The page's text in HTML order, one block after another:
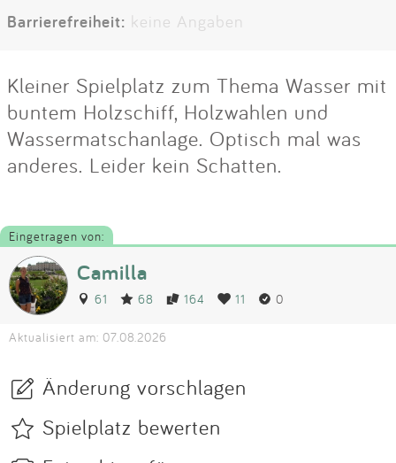
Barrierefreiheit: keine Angaben
Kleiner Spielplatz zum Thema Wasser mit
buntem Holzschiff, Holzwahlen und
Wassermatschanlage. Optisch mal was
anderes. Leider kein Schatten.
Eingetragen von:
Camilla
61 68 164 11 0
Aktualisiert am: 07.08.2026
Änderung vorschlagen
Spielplatz bewerten